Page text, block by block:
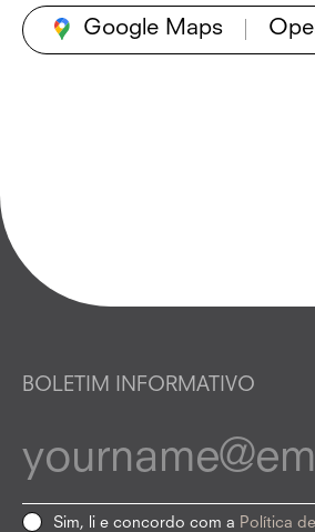
Google Maps
BOLETIM INFORMATIVO
Sim, li e concordo com a Política